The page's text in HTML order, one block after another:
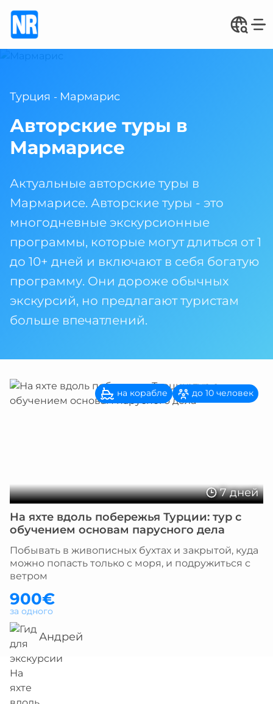
Турция - Мармарис
Авторские туры в
Мармарисе
Актуальные авторские туры в
Мармарисе. Авторские туры - это
многодневные экскурсионные
программы, которые могут длиться от 1
до 10+ дней и включают в себя богатую
программу. Они дороже обычных
экскурсий, но предлагают туристам
больше впечатлений.
7 дней
на корабле до 10 человек
На яхте вдоль побережья Турции: тур с
обучением основам парусного дела
Побывать в живописных бухтах и закрытой, куда
можно попасть только с моря, и подружиться с
ветром
900€
за одного
Андрей